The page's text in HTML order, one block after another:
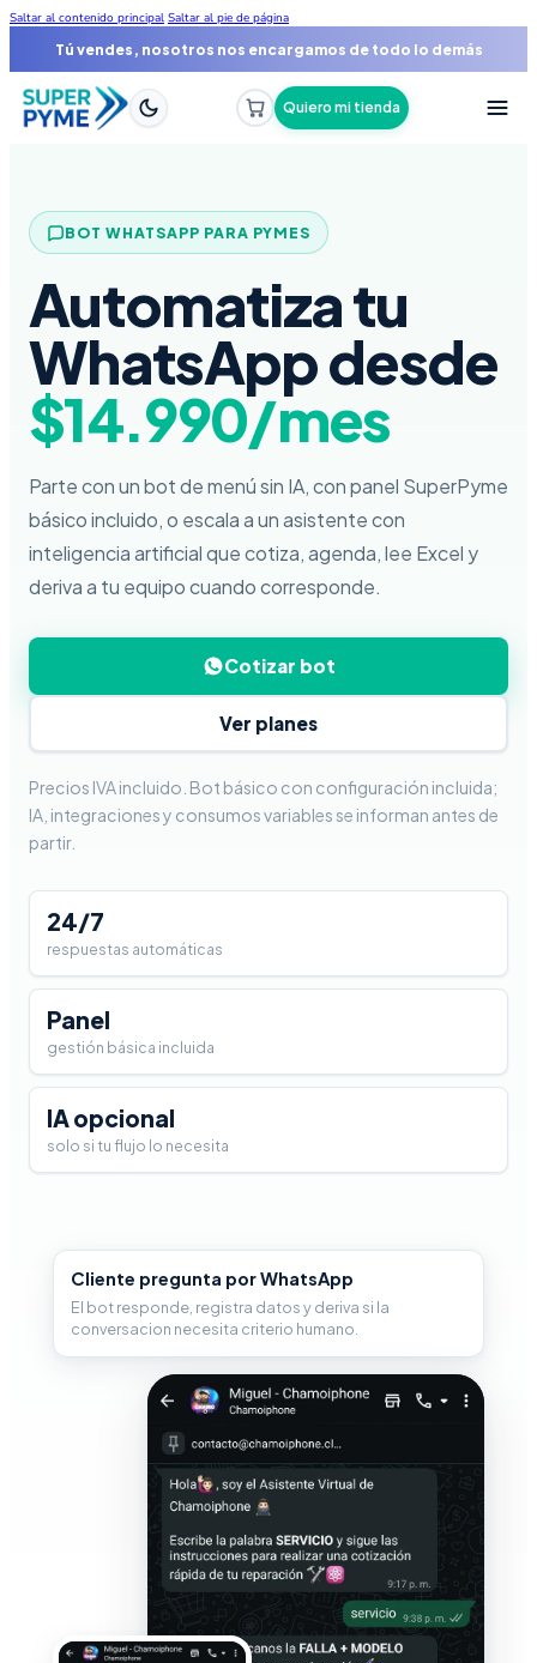
Saltar al contenido principal Saltar al pie de página
Tu tienda online funcionando en 48 horas
Quiero mi tienda
BOT WHATSAPP PARA PYMES
Automatiza tu
WhatsApp desde
$14.990/mes
Parte con un bot de menú sin IA, con panel SuperPyme
básico incluido, o escala a un asistente con
inteligencia artificial que cotiza, agenda, lee Excel y
deriva a tu equipo cuando corresponde.
Cotizar bot
Ver planes
Precios IVA incluido. Bot básico con configuración incluida;
IA, integraciones y consumos variables se informan antes de
partir.
24/7
respuestas automáticas
Panel
gestión básica incluida
IA opcional
solo si tu flujo lo necesita
Cliente pregunta por WhatsApp
El bot responde, registra datos y deriva si la
conversacion necesita criterio humano.